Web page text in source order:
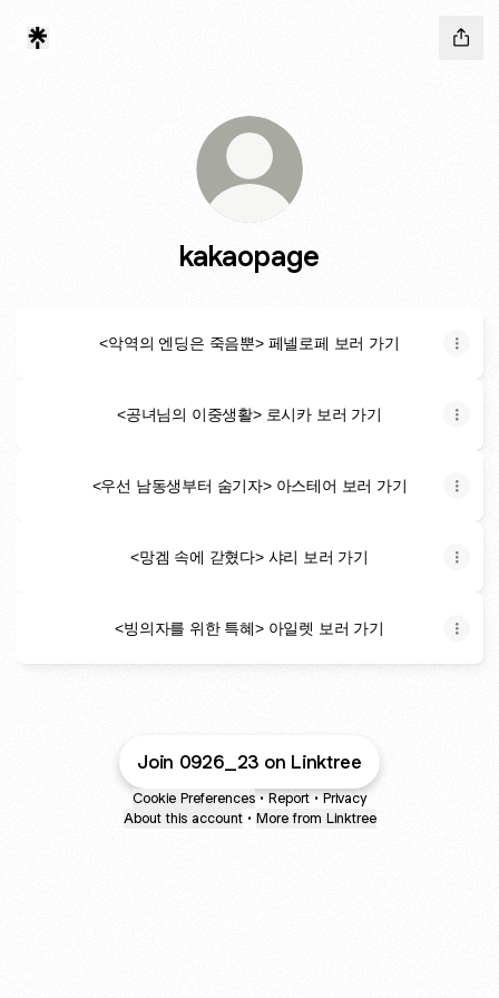
kakaopage
<악역의 엔딩은 죽음뿐> 페넬로페 보러 가기
<공녀님의 이중생활> 로시카 보러 가기
<우선 남동생부터 숨기자> 아스테어 보러 가기
<망겜 속에 갇혔다> 샤리 보러 가기
<빙의자를 위한 특혜> 아일렛 보러 가기
Join 0926_23 on Linktree
Cookie Preferences • Report • Privacy
About this account • More from Linktree